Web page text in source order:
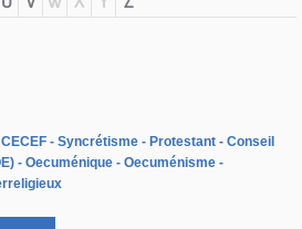
CECEF Syncrétisme Protestant
Conseil
Oecuménique
Oecuménisme